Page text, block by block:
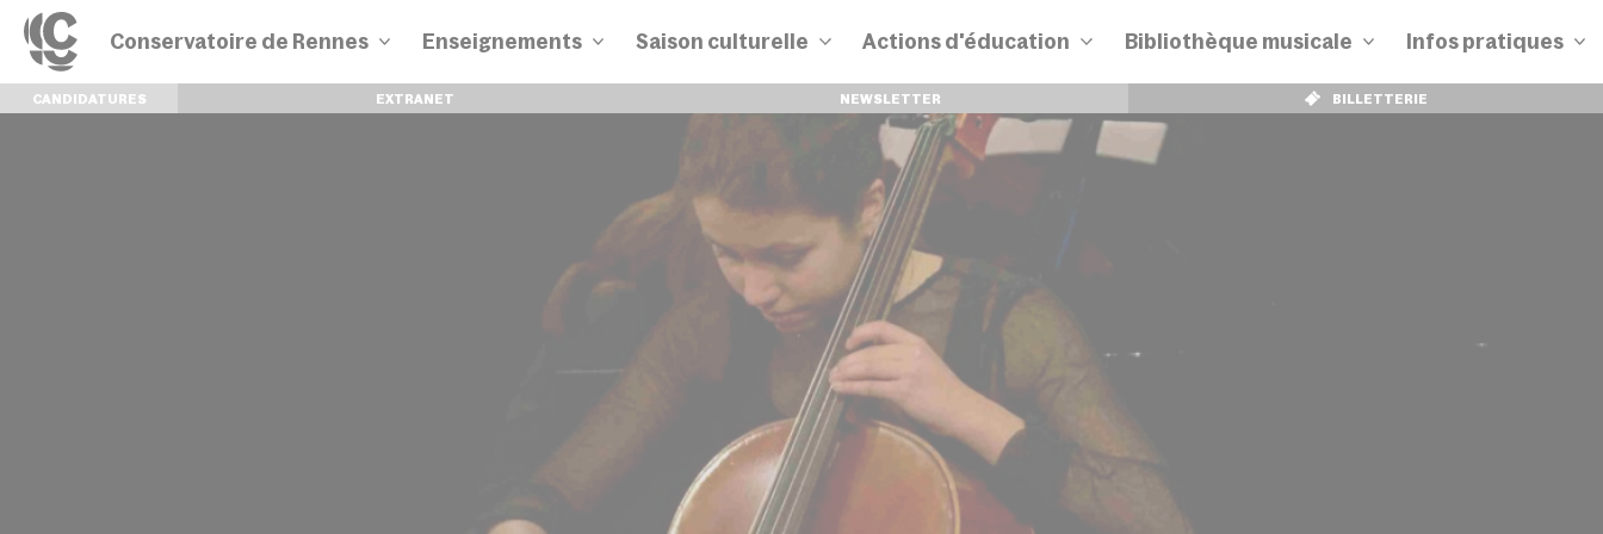
Conservatoire de Rennes Enseignements Saison culturelle Actions d'éducation Bibliothèque musicale Infos pratiques
CANDIDATURES EXTRANET NEWSLETTER BILLETTERIE